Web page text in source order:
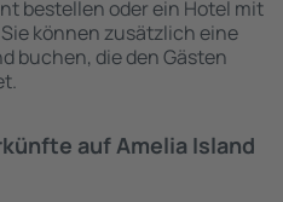
bestellen oder ein Hotel mit
können zusätzlich eine
buchen, die den Gästen
auf Amelia Island